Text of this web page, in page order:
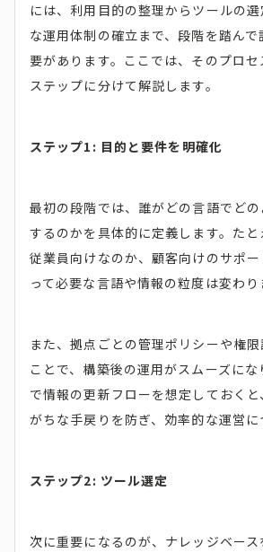
には、利用目的の整理からツールの
な運用体制の確立まで、段階を踏ん
要があります。ここでは、そのプロ
ステップに分けて解説します。
ステップ1: 目的と要件を明確化
最初の段階では、誰がどの言語でど
するのかを具体的に定義します。た
従業員向けなのか、顧客向けのサポ
って必要な言語や情報の粒度は変わり
また、拠点ごとの管理ポリシーや権
ことで、構築後の運用がスムーズにな
で情報の更新フローを想定しておくと
がちな手戻りを防ぎ、効率的な運営に
ステップ2: ツール選定
次に重要になるのが、ナレッジベー